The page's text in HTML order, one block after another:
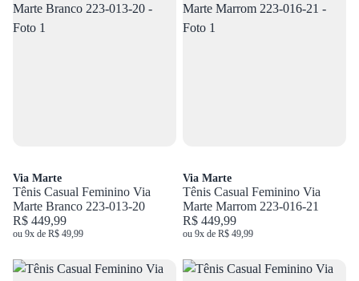
Via Marte
Tênis Casual Feminino Via
Marte Branco 223-013-20
R$ 449,99
ou 9x de R$ 49,99
Via Marte
Tênis Casual Feminino Via
Marte Marrom 223-016-21
R$ 449,99
ou 9x de R$ 49,99